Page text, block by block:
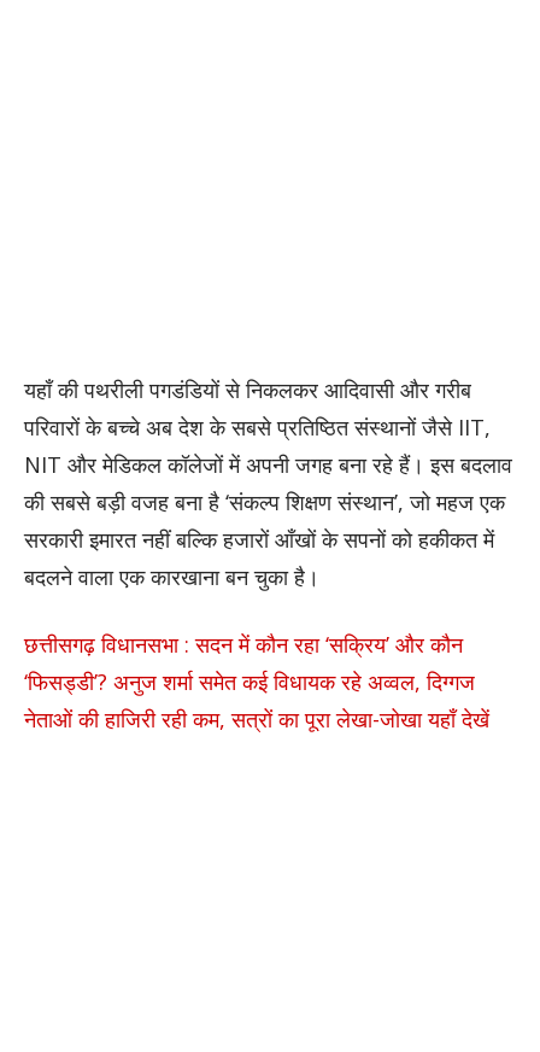
यहाँ की पथरीली पगडंडियों से निकलकर आदिवासी और गरीब
परिवारों के बच्चे अब देश के सबसे प्रतिष्ठित संस्थानों जैसे IIT,
NIT और मेडिकल कॉलेजों में अपनी जगह बना रहे हैं। इस बदलाव
की सबसे बड़ी वजह बना है ‘संकल्प शिक्षण संस्थान’, जो महज एक
सरकारी इमारत नहीं बल्कि हजारों आँखों के सपनों को हकीकत में
बदलने वाला एक कारखाना बन चुका है।
छत्तीसगढ़ विधानसभा : सदन में कौन रहा ‘सक्रिय’ और कौन
‘फिसड्डी’? अनुज शर्मा समेत कई विधायक रहे अव्वल, दिग्गज
नेताओं की हाजिरी रही कम, सत्रों का पूरा लेखा-जोखा यहाँ देखें